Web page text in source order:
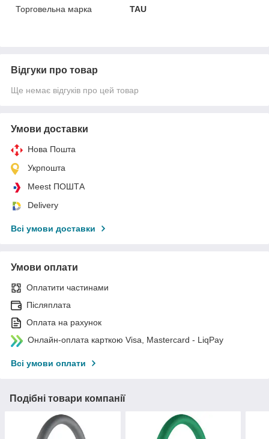
Торговельна марка
TAU
Відгуки про товар
Ще немає відгуків про цей товар
Умови доставки
Нова Пошта
Укрпошта
Meest ПОШТА
Delivery
Всі умови доставки
Умови оплати
Оплатити частинами
Післяплата
Оплата на рахунок
Онлайн-оплата карткою Visa, Mastercard - LiqPay
Всі умови оплати
Подібні товари компанії